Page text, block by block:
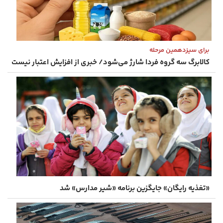
برای سیزدهمین مرحله
کالابرگ سه گروه فردا شارژ می‌شود/ خبری از افزایش اعتبار نیست
«تغذیه رایگان» جایگزین برنامه «شیر مدارس» شد